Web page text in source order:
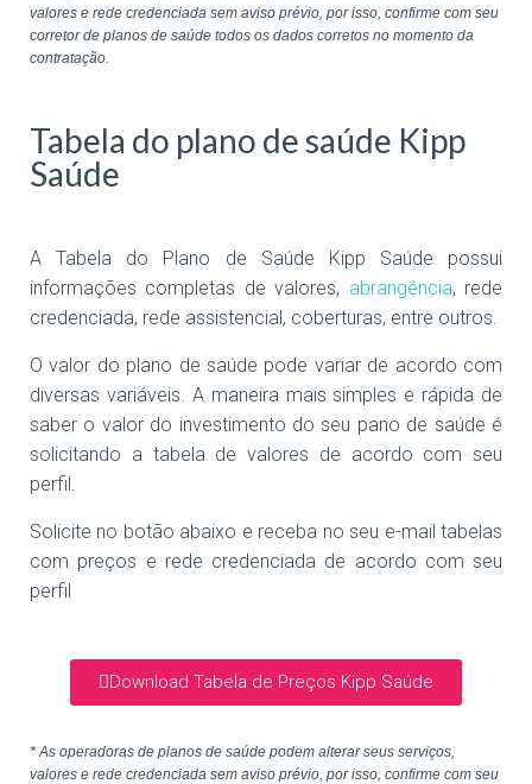
valores e rede credenciada sem aviso prévio, por isso, confirme com seu
corretor de planos de saúde todos os dados corretos no momento da
contratação.
Tabela do plano de saúde Kipp
Saúde
A
Tabela do Plano de Saúde Kipp Saúde possui
informações completas de valores, abrangência, rede
credenciada, rede assistencial, coberturas, entre outros.
O valor do plano de saúde pode variar de acordo com
diversas variáveis. A maneira mais simples e rápida de
saber o valor do investimento do seu pano de saúde é
solicitando a tabela de valores de acordo com seu
perfil.
Solicite no botão abaixo e receba no seu e-mail tabelas
com preços e rede credenciada de acordo com seu
perfil
Download Tabela de Preços Kipp Saúde
* As operadoras de planos de saúde podem alterar seus serviços,
valores e rede credenciada sem aviso prévio, por isso, confirme com seu